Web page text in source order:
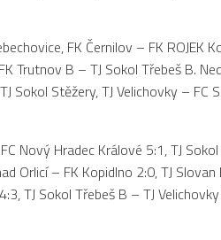
FK Černilov – FK ROJEK
Trutnov B – TJ Sokol Třebeš B.
Sokol Stěžery, TJ Velichovky – FC
Nový Hradec Králové 5:1, TJ
Orlicí – FK Kopidlno 2:0, TJ
TJ Sokol Třebeš B – TJ